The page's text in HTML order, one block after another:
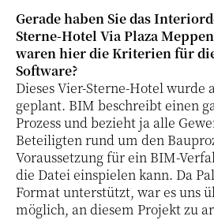
Gerade haben Sie das
Sterne-Hotel Via Plaza
waren hier die Kriterien für
Software?
Dieses Vier-Sterne-Hotel wurde
geplant. BIM beschreibt einen
Prozess und bezieht ja alle
Beteiligten rund um den
Voraussetzung für ein BIM-
die Datei einspielen kann. Da
Format unterstützt, war es uns
möglich, an diesem Projekt zu